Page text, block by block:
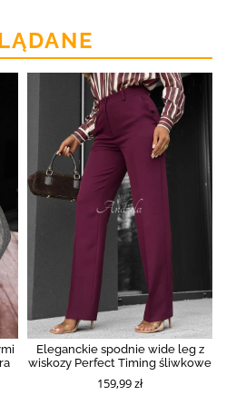
Eleganckie spodnie wide leg z
wiskozy Perfect Timing śliwkowe
159,99 zł